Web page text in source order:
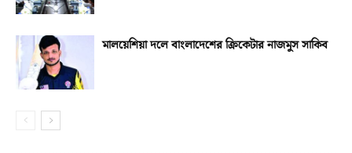
মালয়েশিয়া দলে বাংলাদেশের ক্রিকেটার নাজমুস সাকিব